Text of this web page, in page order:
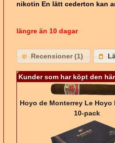
nikotin En lätt cederton kan
längre än 10 dagar
Recensioner (1)
Kunder som har köpt den
Hoyo de Monterrey Le Hoyo
10-pack